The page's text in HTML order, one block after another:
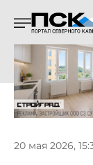
20 мая 2026,